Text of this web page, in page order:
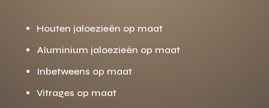
Houten jaloezieën op maat
Aluminium jaloezieën op maat
Inbetweens op maat
Vitrages op maat